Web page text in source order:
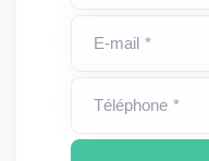
E-mail *
Téléphone *